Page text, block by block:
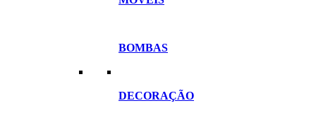
BOMBAS
DECORAÇÃO